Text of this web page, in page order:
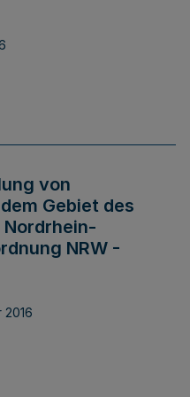
von
Gebiet des
NRW -
2016